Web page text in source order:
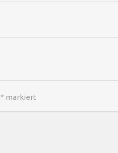
* markiert